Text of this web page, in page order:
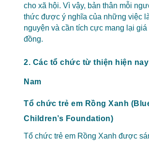
cho xã hội. Vì vậy, bản thân mỗi
thức được ý nghĩa của những việc
nguyện và cần tích cực mang lại giá
đồng.
2. Các tổ chức từ thiện hiện
Nam
Tổ chức trẻ em Rồng Xanh
Children’s Foundation)
Tổ chức trẻ em Rồng Xanh được